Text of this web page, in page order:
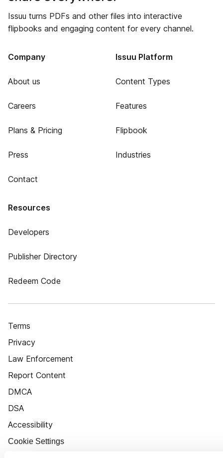
Issuu turns PDFs and other files into interactive
flipbooks and engaging content for every channel.
Company
About us
Careers
Plans & Pricing
Press
Contact
Issuu Platform
Content Types
Features
Flipbook
Industries
Resources
Developers
Publisher Directory
Redeem Code
Terms
Privacy
Law Enforcement
Report Content
DMCA
DSA
Accessibility
Cookie Settings